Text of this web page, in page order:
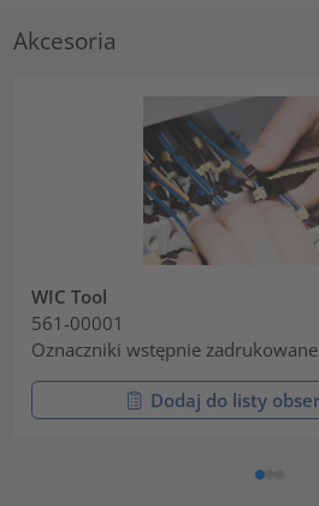
Akcesoria
WIC Tool
561-00001
Oznaczniki wstępnie zadrukowane
Dodaj do listy